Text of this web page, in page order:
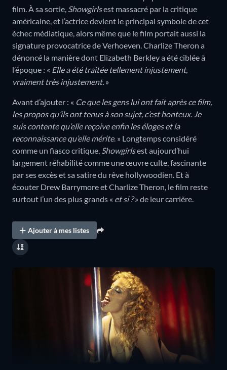
film. À sa sortie, Showgirlsest massacré par la critique
américaine, et l’actrice devient le principal symbole de cet
échec médiatique, alors même que le film portait aussi la
signature provocatrice de Verhoeven. Charlize Theron a
dénoncé la manière dont Elizabeth Berkley a été ciblée à
l’époque : « Elle a été traitée tellement injustement,
vraiment très injustement. »
Avant d’ajouter : « Ce que les gens lui ont fait après ce film,
les propos qu’ils ont tenus à son sujet, c’est honteux. Je
suis contente qu’elle reçoive enfin les éloges et la
reconnaissance qu’elle mérite. » Longtemps considéré
comme un fiasco critique, Showgirlsest aujourd’hui
largement réhabilité comme une œuvre culte, fascinante
par ses excès et sa satire du rêve hollywoodien. Et à
écouter Drew Barrymore et Charlize Theron, le film reste
surtout l’un des plus grands « et si ?» de leur carrière.
Ajouter à mes listes